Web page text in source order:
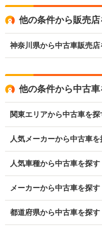
他の条件から販売
神奈川県から中古車販売店
他の条件から中古
関東エリアから中古車を探
人気メーカーから中古車を
人気車種から中古車を探す
メーカーから中古車を探す
都道府県から中古車を探す